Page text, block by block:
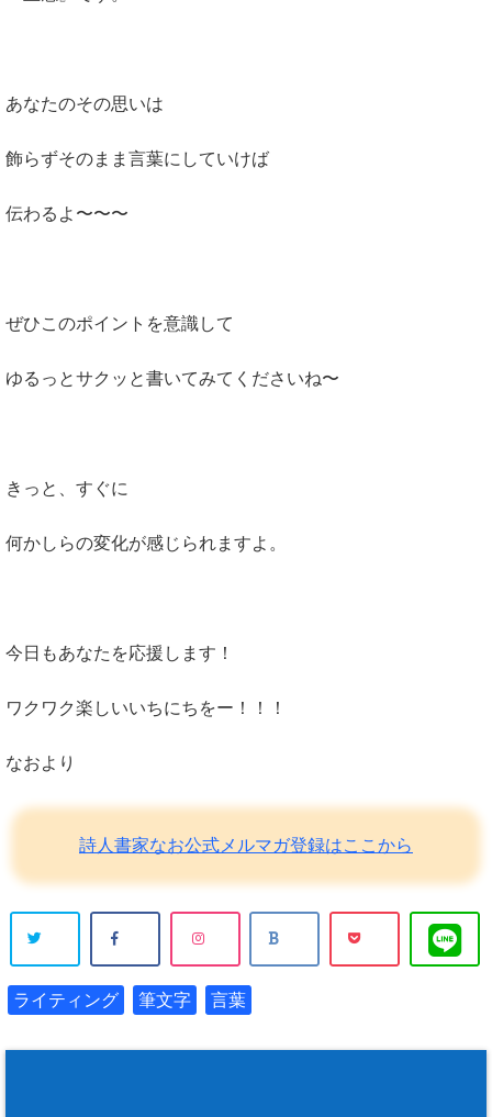
あなたのその思いは
飾らずそのまま言葉にしていけば
伝わるよ〜〜〜
ぜひこのポイントを意識して
ゆるっとサクッと書いてみてくださいね〜
きっと、すぐに
何かしらの変化が感じられますよ。
今日もあなたを応援します！
ワクワク楽しいいちにちをー！！！
なおより
詩人書家なお公式メルマガ登録はここから
ライティング 筆文字 言葉